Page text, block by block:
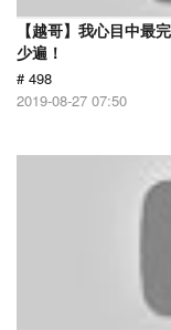
【越哥】我心目中最
少遍！
# 498
2019-08-27 07:50